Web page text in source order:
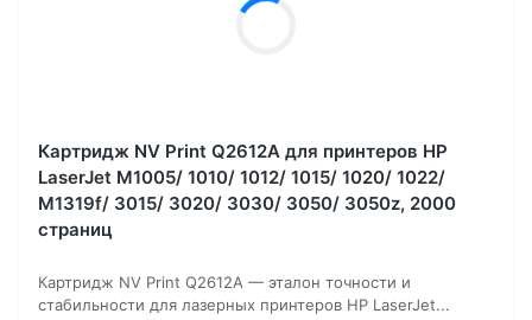
Картридж NV Print Q2612A для принтеров HP
LaserJet M1005/ 1010/ 1012/ 1015/ 1020/ 1022/
M1319f/ 3015/ 3020/ 3030/ 3050/ 3050z, 2000
страниц
Картридж NV Print Q2612A — эталон точности и
стабильности для лазерных принтеров HP LaserJet...